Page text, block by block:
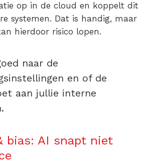
op in de cloud en koppelt dit
systemen. Dat is handig, maar
hierdoor risico lopen.
naar de
en of de
aan jullie interne
bias: AI snapt niet